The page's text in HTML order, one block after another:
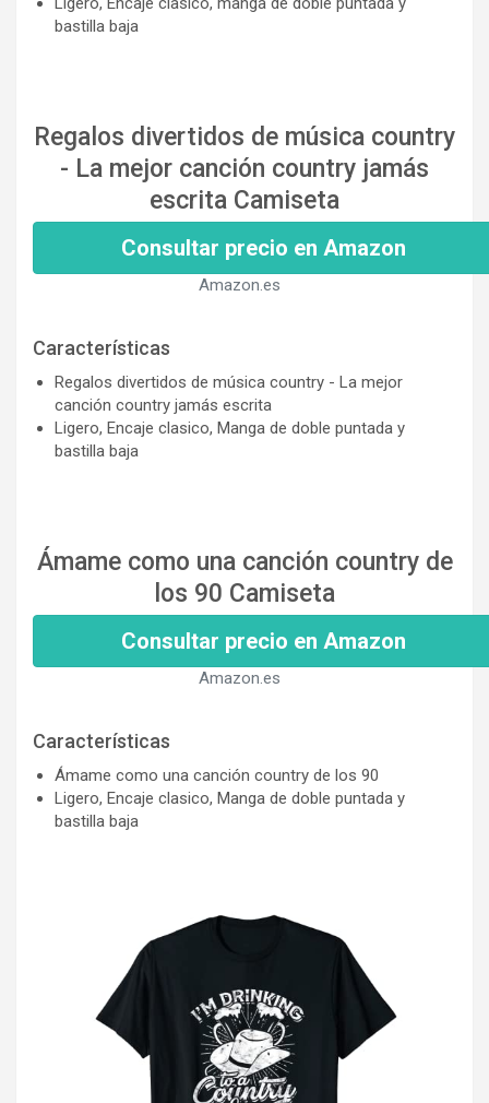
bastilla baja
Regalos divertidos de música country
- La mejor canción country jamás
escrita Camiseta
Consultar precio en Amazon
Amazon.es
Características
Regalos divertidos de música country - La mejor
canción country jamás escrita
Ligero, Encaje clasico, Manga de doble puntada y
bastilla baja
Ámame como una canción country de
los 90 Camiseta
Consultar precio en Amazon
Amazon.es
Características
Ámame como una canción country de los 90
Ligero, Encaje clasico, Manga de doble puntada y
bastilla baja